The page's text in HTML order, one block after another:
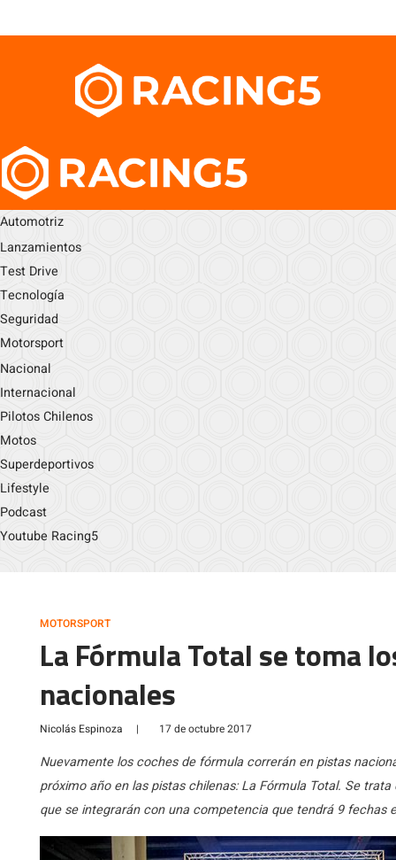
Automotriz
Lanzamientos
Test Drive
Tecnología
Seguridad
Motorsport
Nacional
Internacional
Pilotos Chilenos
Motos
Superdeportivos
Lifestyle
Podcast
Youtube Racing5
MOTORSPORT
La Fórmula Total se toma
nacionales
Nicolás Espinoza | 17 de octubre 2017
Nuevamente los coches de fórmula correrán en pistas
próximo año en las pistas chilenas: La Fórmula Total. Se
que se integrarán con una competencia que tendrá 9